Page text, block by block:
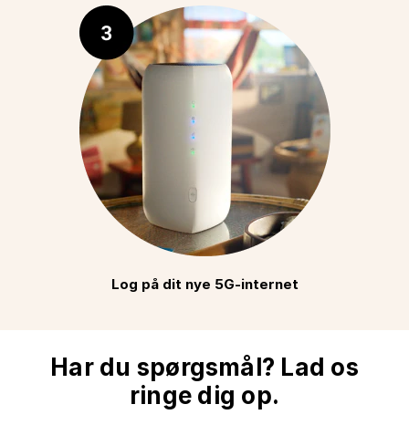
Log på dit nye 5G-internet
Har du spørgsmål? Lad os
ringe dig op.